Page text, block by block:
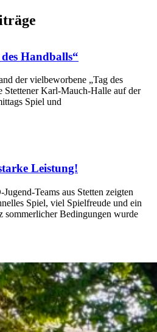
Handballs“
der vielbeworbene „Tag des
Stettener Karl-Mauch-Halle auf der
Spiel und
Leistung!
Teams aus Stetten zeigten
Spiel, viel Spielfreude und ein
sommerlicher Bedingungen wurde